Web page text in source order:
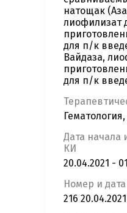
натощак
лиофилизат
для п/к
Вайдаза,
для п/к
Дата начала
КИ
20.04.2021 -
Номер и
216 20.04.2021